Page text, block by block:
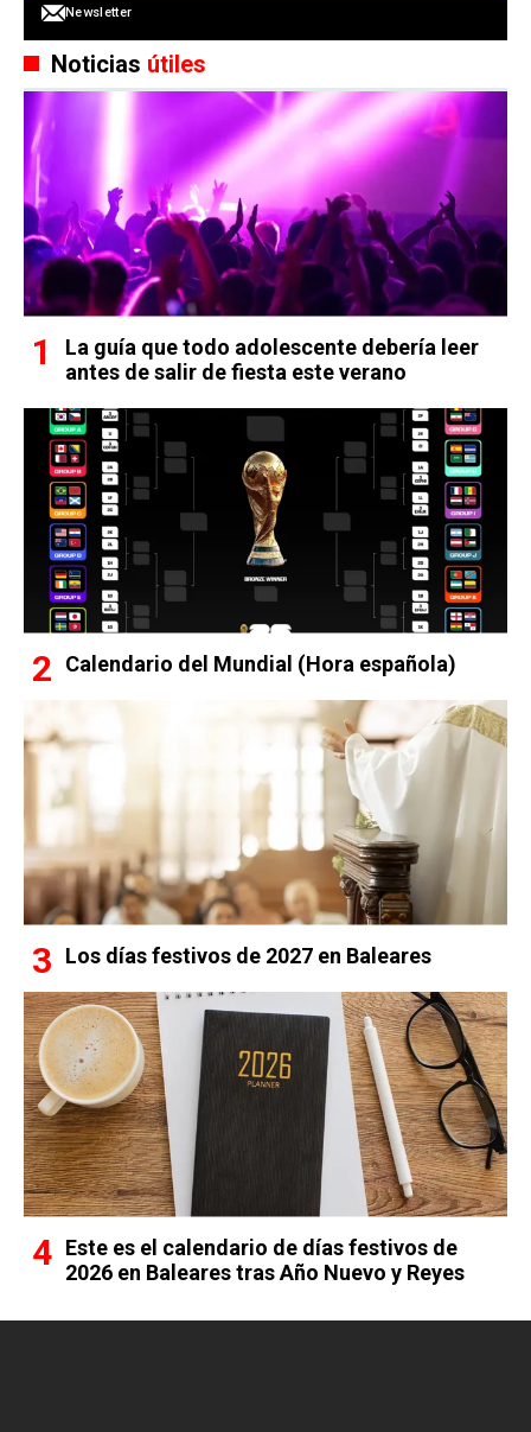
Newsletter
Noticias útiles
La guía que todo adolescente debería leer
antes de salir de fiesta este verano
Calendario del Mundial (Hora española)
Los días festivos de 2027 en Baleares
Este es el calendario de días festivos de
2026 en Baleares tras Año Nuevo y Reyes